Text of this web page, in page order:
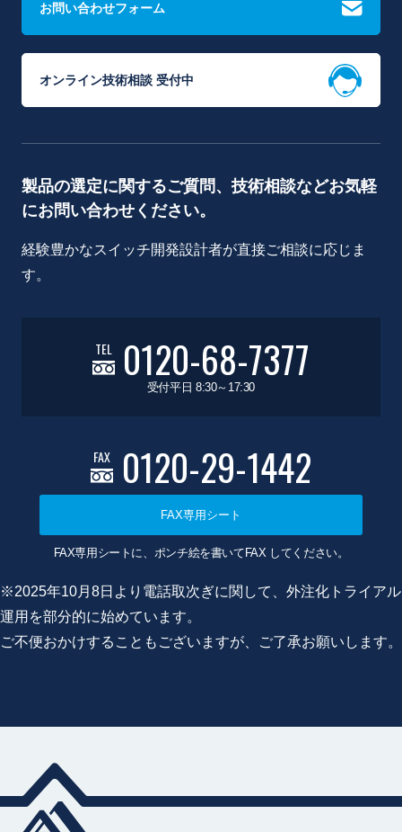
お問い合わせフォーム
オンライン技術相談 受付中
製品の選定に関するご質問、技術相談などお気軽
にお問い合わせください。
経験豊かなスイッチ開発設計者が直接ご相談に応じま
す。
TEL 0120-68-7377
受付平日 8:30～17:30
FAX 0120-29-1442
FAX専用シート
FAX専用シートに、ポンチ絵を書いてFAX してください。
※2025年10月8日より電話取次ぎに関して、外注化トライアル
運用を部分的に始めています。
ご不便おかけすることもございますが、ご了承お願いします。